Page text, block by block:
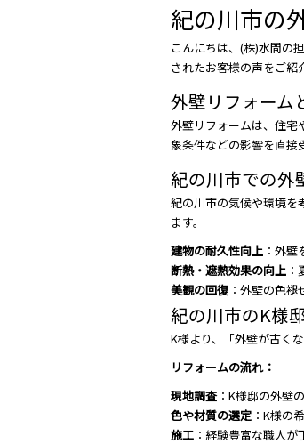
紀の川市の
こんにちは、(株)水間の
されたお客様の声をご紹
外壁リフォーム
外壁リフォームは、住宅
象条件などの影響を直接
紀の川市での外
紀の川市の気候や環境を
ます。
建物の耐久性向上 ：外
断熱・遮熱効果の向上
美観の回復 ：外壁の色
紀の川市のK様
K様より、「外壁が古く
リフォームの流れ：
現地調査：K様邸の外壁
色や材質の選定 ：K様の
施工 ：経験豊富な職人が